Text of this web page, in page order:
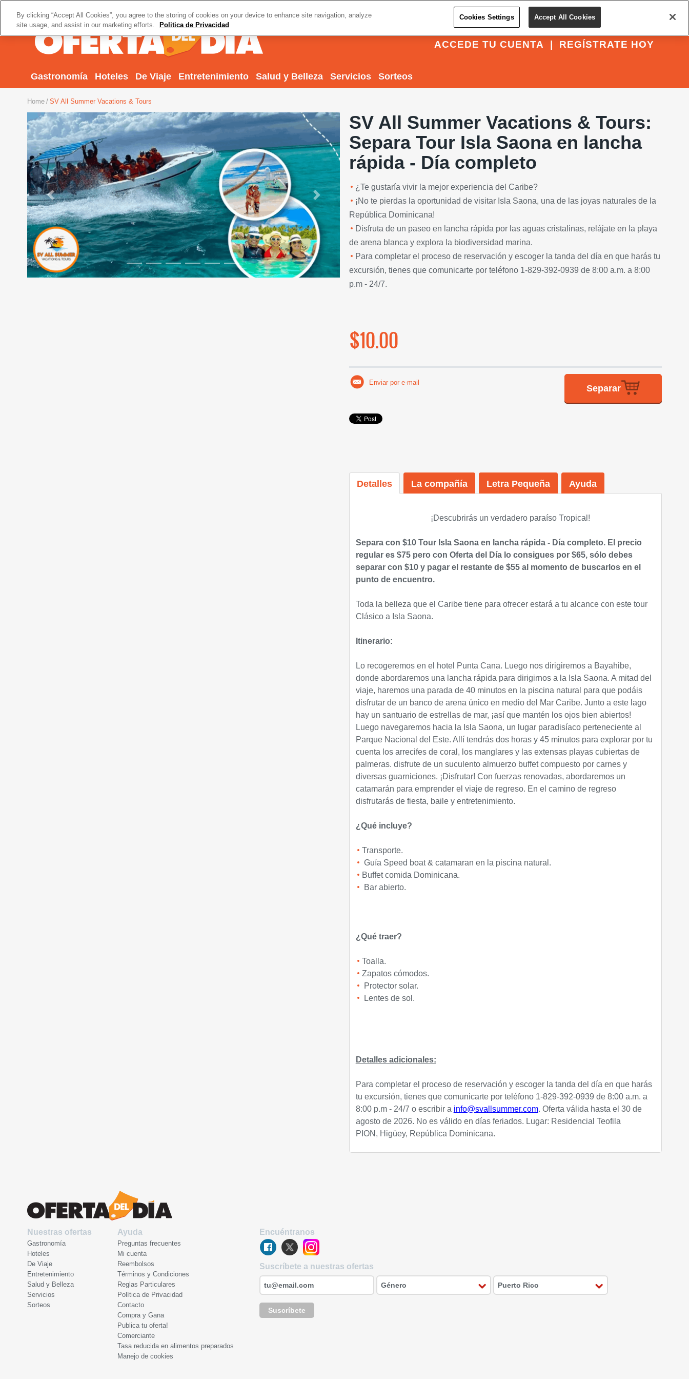
REGÍSTRATE HOY
ACCEDE TU CUENTA
Gastronomía Hoteles De Viaje Entretenimiento Salud y Belleza Servicios Sorteos
Home SV All Summer Vacations & Tours
Previous Next
SV All Summer Vacations & Tours:
Separa Tour Isla Saona en lancha
rápida - Día completo
¿Te gustaría vivir la mejor experiencia del Caribe?
¡No te pierdas la oportunidad de visitar Isla Saona, una de las joyas naturales de la
República Dominicana!
Disfruta de un paseo en lancha rápida por las aguas cristalinas, relájate en la playa
de arena blanca y explora la biodiversidad marina.
Para completar el proceso de reservación y escoger la tanda del día en que harás tu
excursión, tienes que comunicarte por teléfono 1-829-392-0939 de 8:00 a.m. a 8:00
p.m - 24/7.
$10.00
Separar
Enviar por e-mail
Detalles La compañía Letra Pequeña Ayuda
¡Descubrirás un verdadero paraíso Tropical!
Separa con $10 Tour Isla Saona en lancha rápida - Día completo.El precio
regular es $75 pero con Oferta del Día lo consigues por $65, sólo debes
separar con $10 y pagar el restante de $55 al momento de buscarlos en el
punto de encuentro.
Toda la belleza que el Caribe tiene para ofrecer estará a tu alcance con este tour
Clásico a Isla Saona.
Itinerario:
Lo recogeremos en el hotel Punta Cana. Luego nos dirigiremos a Bayahibe,
donde abordaremos una lancha rápida para dirigirnos a la Isla Saona. A mitad del
viaje, haremos una parada de 40 minutos en la piscina natural para que podáis
disfrutar de un banco de arena único en medio del Mar Caribe. Junto a este lago
hay un santuario de estrellas de mar, ¡así que mantén los ojos bien abiertos!
Luego navegaremos hacia la Isla Saona, un lugar paradisíaco perteneciente al
Parque Nacional del Este. Allí tendrás dos horas y 45 minutos para explorar por tu
cuenta los arrecifes de coral, los manglares y las extensas playas cubiertas de
palmeras. disfrute de un suculento almuerzo buffet compuesto por carnes y
diversas guarniciones. ¡Disfrutar! Con fuerzas renovadas, abordaremos un
catamarán para emprender el viaje de regreso. En el camino de regreso
disfrutarás de fiesta, baile y entretenimiento.
¿Qué incluye?
Transporte.
Guía Speed boat & catamaran en la piscina natural.
Buffet comida Dominicana.
Bar abierto.
¿Qué traer?
Toalla.
Zapatos cómodos.
Protector solar.
Lentes de sol.
Detalles adicionales:
Para completar el proceso de reservación y escoger la tanda del día en que harás
tu excursión, tienes que comunicarte por teléfono 1-829-392-0939 de 8:00 a.m. a
8:00 p.m - 24/7 o escribir a info@svallsummer.com. Oferta válida hasta el 30 de
agosto de 2026. No es válido en días feriados. Lugar: Residencial Teofila
PION, Higüey, República Dominicana.
Nuestras ofertas
Gastronomía
Hoteles
De Viaje
Entretenimiento
Salud y Belleza
Servicios
Sorteos
Ayuda
Preguntas frecuentes
Mi cuenta
Reembolsos
Términos y Condiciones
Reglas Particulares
Política de Privacidad
Contacto
Compra y Gana
Publica tu oferta!
Comerciante
Tasa reducida en alimentos preparados
Manejo de cookies
Encuéntranos
Suscríbete a nuestras ofertas
Suscríbete
By clicking “Accept All Cookies”, you agree to the storing of cookies on your device to enhance site navigation, analyze
site usage, and assist in our marketing efforts.
Politica de Privacidad
Cookies Settings Accept All Cookies